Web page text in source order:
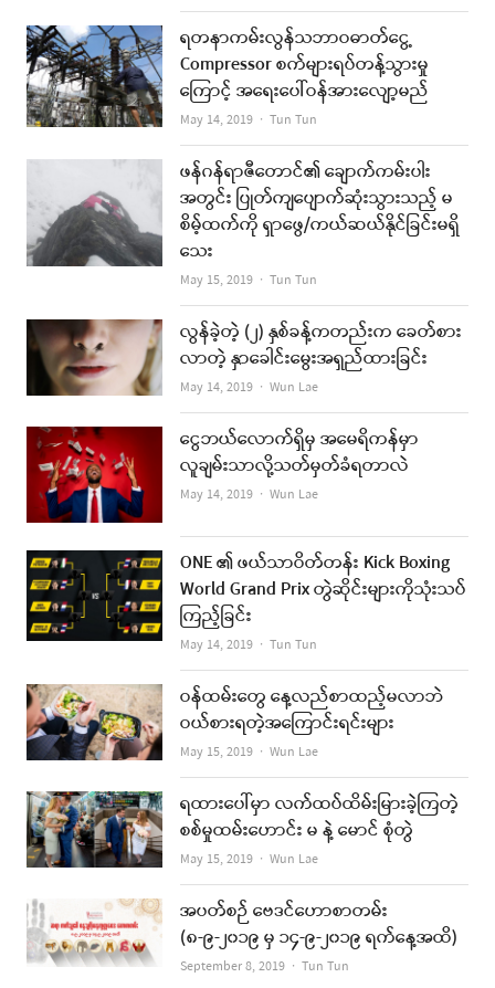
ရတနာကမ်းလွန်သဘာဝဓာတ်ငွေ့
Compressor စက်များရပ်တန့်သွားမှု
ကြောင့် အရေးပေါ်ဝန်အားလျော့မည်
May 14, 2019 Author
Tun Tun
ဖန်ဂန်ရာဇီတောင်၏ ချောက်ကမ်းပါး
အတွင်း ပြုတ်ကျပျောက်ဆုံးသွားသည့် မ
စိမ့်ထက်ကို ရှာဖွေ/ကယ်ဆယ်နိုင်ခြင်းမရှိ
သေး
May 15, 2019 Author
Tun Tun
လွန်ခဲ့တဲ့ (၂) နှစ်ခန့်ကတည်းက ခေတ်စား
လာတဲ့ နှာခေါင်းမွေးအရှည်ထားခြင်း
May 14, 2019 Author
Wun Lae
ငွေဘယ်လောက်ရှိမှ အမေရိကန်မှာ
လူချမ်းသာလို့သတ်မှတ်ခံရတာလဲ
May 14, 2019 Author
Wun Lae
ONE ၏ ဖယ်သာဝိတ်တန်း Kick Boxing
World Grand Prix တွဲဆိုင်းများကိုသုံးသပ်
ကြည့်ခြင်း
May 14, 2019 Author
Tun Tun
ဝန်ထမ်းတွေ နေ့လည်စာထည့်မလာဘဲ
ဝယ်စားရတဲ့အကြောင်းရင်းများ
May 15, 2019 Author
Wun Lae
ရထားပေါ်မှာ လက်ထပ်ထိမ်းမြားခဲ့ကြတဲ့
စစ်မှုထမ်းဟောင်း မ နဲ့ မောင် စုံတွဲ
May 15, 2019 Author
Wun Lae
အပတ်စဉ် ဗေဒင်ဟောစာတမ်း
(၈-၉-၂၀၁၉ မှ ၁၄-၉-၂၀၁၉ ရက်နေ့အထိ)
September 8, 2019 Author
Tun Tun